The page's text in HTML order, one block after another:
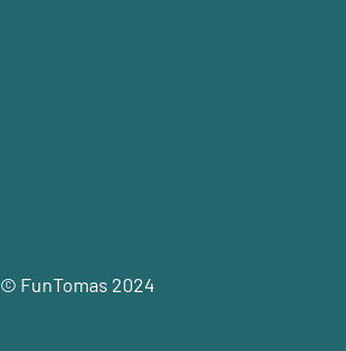
© FunTomas 2024